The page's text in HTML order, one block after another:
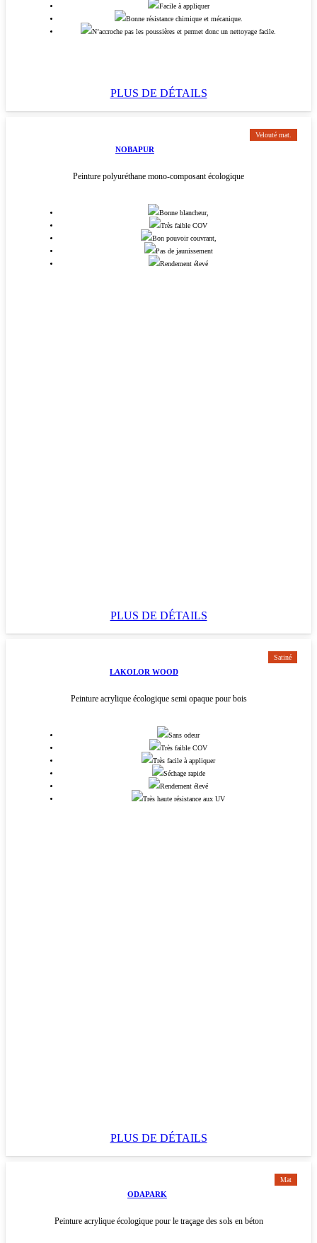
Facile à appliquer
Bonne résistance chimique et mécanique.
N’accroche pas les poussières et permet donc un nettoyage facile.
PLUS DE DÉTAILS
Velouté mat.
NOBAPUR
Peinture polyuréthane mono-composant écologique
Bonne blancheur,
Très faible COV
Bon pouvoir couvrant,
Pas de jaunissement
Rendement élevé
PLUS DE DÉTAILS
Satiné
LAKOLOR WOOD
Peinture acrylique écologique semi opaque pour bois
Sans odeur
Très faible COV
Très facile à appliquer
Séchage rapide
Rendement élevé
Très haute résistance aux UV
PLUS DE DÉTAILS
Mat
ODAPARK
Peinture acrylique écologique pour le traçage des sols en béton